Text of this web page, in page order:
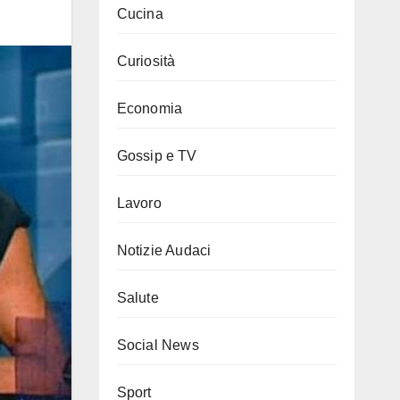
Cucina
Curiosità
Economia
Gossip e TV
Lavoro
Notizie Audaci
Salute
Social News
Sport